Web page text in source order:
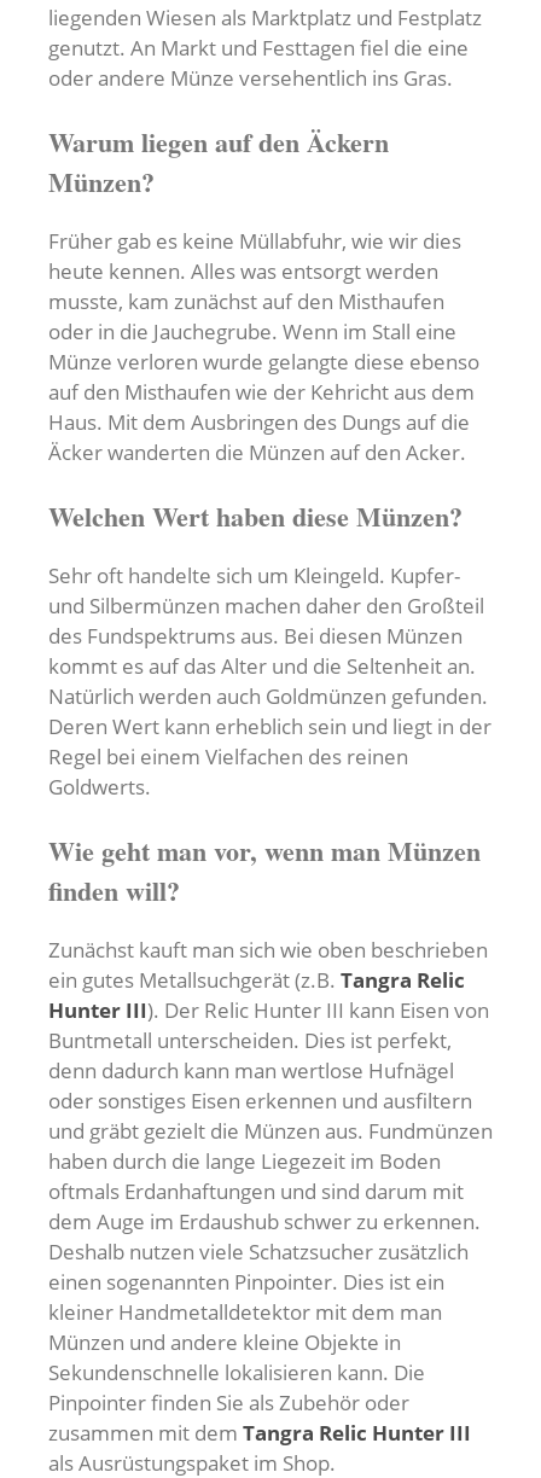
liegenden Wiesen als Marktplatz und Festplatz
genutzt. An Markt und Festtagen fiel die eine
oder andere Münze versehentlich ins Gras.
Warum liegen auf den Äckern
Münzen?
Früher gab es keine Müllabfuhr, wie wir dies
heute kennen. Alles was entsorgt werden
musste, kam zunächst auf den Misthaufen
oder in die Jauchegrube. Wenn im Stall eine
Münze verloren wurde gelangte diese ebenso
auf den Misthaufen wie der Kehricht aus dem
Haus. Mit dem Ausbringen des Dungs auf die
Äcker wanderten die Münzen auf den Acker.
Welchen Wert haben diese Münzen?
Sehr oft handelte sich um Kleingeld. Kupfer-
und Silbermünzen machen daher den Großteil
des Fundspektrums aus. Bei diesen Münzen
kommt es auf das Alter und die Seltenheit an.
Natürlich werden auch Goldmünzen gefunden.
Deren Wert kann erheblich sein und liegt in der
Regel bei einem Vielfachen des reinen
Goldwerts.
Wie geht man vor, wenn man Münzen
finden will?
Zunächst kauft man sich wie oben beschrieben
ein gutes Metallsuchgerät (z.B. Tangra Relic
Hunter III). Der Relic Hunter III kann Eisen von
Buntmetall unterscheiden. Dies ist perfekt,
denn dadurch kann man wertlose Hufnägel
oder sonstiges Eisen erkennen und ausfiltern
und gräbt gezielt die Münzen aus. Fundmünzen
haben durch die lange Liegezeit im Boden
oftmals Erdanhaftungen und sind darum mit
dem Auge im Erdaushub schwer zu erkennen.
Deshalb nutzen viele Schatzsucher zusätzlich
einen sogenannten Pinpointer. Dies ist ein
kleiner Handmetalldetektor mit dem man
Münzen und andere kleine Objekte in
Sekundenschnelle lokalisieren kann. Die
Pinpointer finden Sie als Zubehör oder
zusammen mit dem Tangra Relic Hunter III
als Ausrüstungspaket im Shop.